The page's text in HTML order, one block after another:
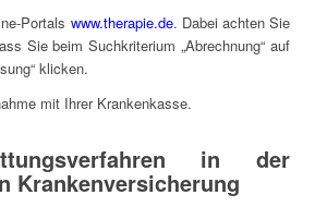
Portals www.therapie.de. Dabei achten Sie
Sie beim Suchkriterium „Abrechnung“ auf
klicken.
mit Ihrer Krankenkasse.
in der
Krankenversicherung